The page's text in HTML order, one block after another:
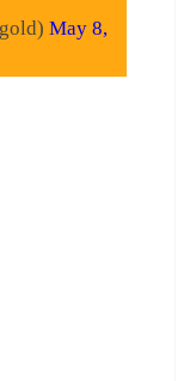
May 8,